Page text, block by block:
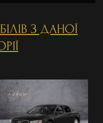
З ДАНОЇ